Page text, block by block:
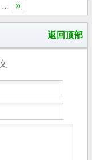
... »
返回顶部